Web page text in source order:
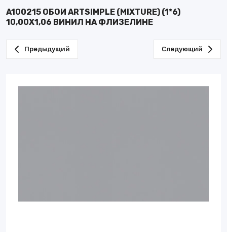
A100215 ОБОИ ARTSIMPLE (MIXTURE) (1*6)
10,00X1,06 ВИНИЛ НА ФЛИЗЕЛИНЕ
Предыдущий Следующий